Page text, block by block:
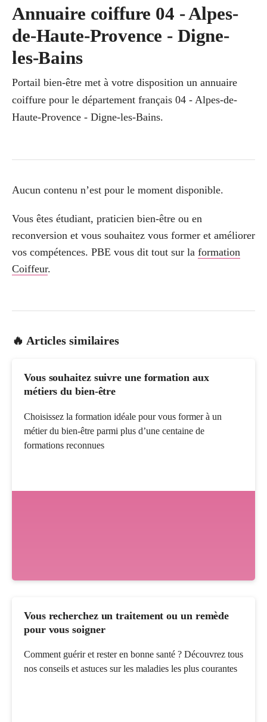
Annuaire coiffure 04 - Alpes-
de-Haute-Provence - Digne-
les-Bains
Portail bien-être met à votre disposition un annuaire
coiffure pour le département français 04 - Alpes-de-
Haute-Provence - Digne-les-Bains.
Aucun contenu n’est pour le moment disponible.
Vous êtes étudiant, praticien bien-être ou en
reconversion et vous souhaitez vous former et améliorer
vos compétences. PBE vous dit tout sur la formation
Coiffeur.
🔥 Articles similaires
Vous souhaitez suivre une formation aux
métiers du bien-être
Choisissez la formation idéale pour vous former à un
métier du bien-être parmi plus d’une centaine de
formations reconnues
Vous recherchez un traitement ou un remède
pour vous soigner
Comment guérir et rester en bonne santé ? Découvrez tous
nos conseils et astuces sur les maladies les plus courantes